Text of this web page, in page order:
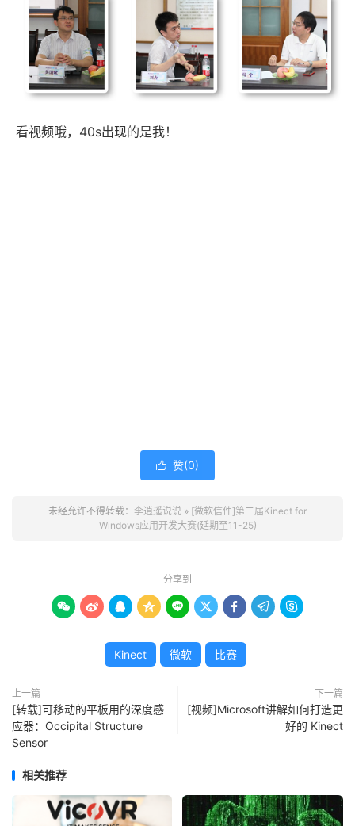
看视频哦，40s出现的是我！
 赞(0)
未经允许不得转载： 李逍遥说说 » [微软信件]第二届Kinect for
Windows应用开发大赛(延期至11-25)
分享到
        
Kinect 微软 比赛
上一篇
[转载]可移动的平板用的深度感
应器：Occipital Structure
Sensor
下一篇
[视频]Microsoft讲解如何打造更
好的 Kinect
相关推荐